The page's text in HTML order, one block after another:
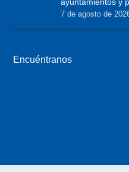
a
7 de agosto de
Encuéntranos